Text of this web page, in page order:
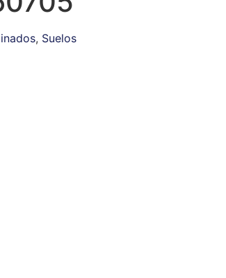
, Suelos